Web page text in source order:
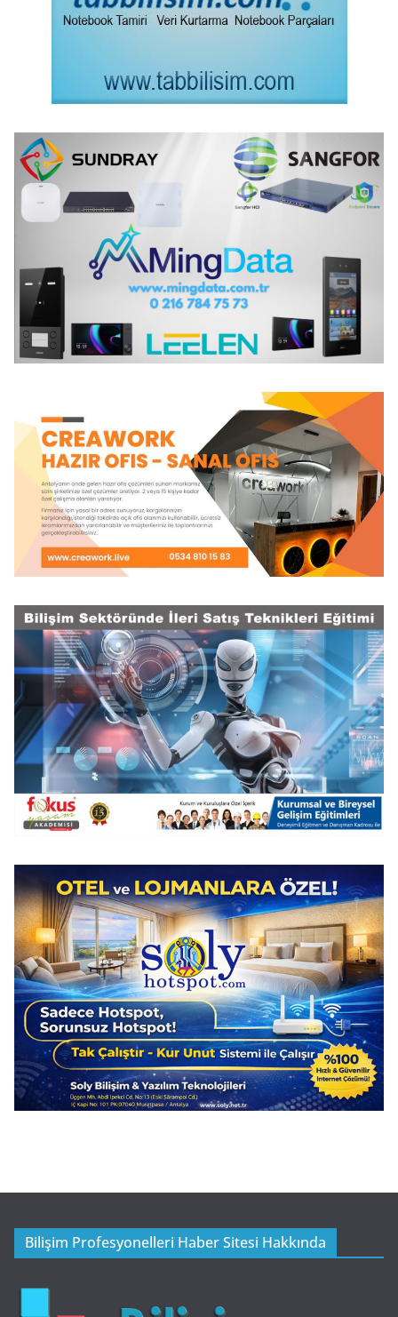
Bilişim Profesyonelleri Haber Sitesi Hakkında